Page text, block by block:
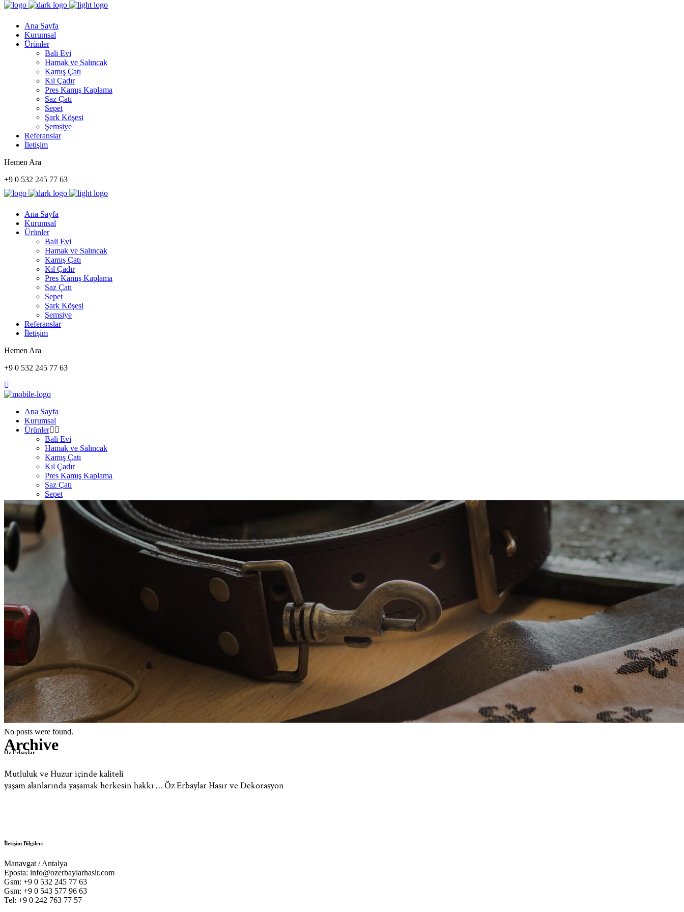
Ana Sayfa
Kurumsal
Ürünler
Bali Evi
Hamak ve Salıncak
Kamış Çatı
Kıl Çadır
Pres Kamış Kaplama
Saz Çatı
Sepet
Şark Köşesi
Şemsiye
Referanslar
İletişim
Hemen Ara
+9 0 532 245 77 63
Ana Sayfa
Kurumsal
Ürünler
Bali Evi
Hamak ve Salıncak
Kamış Çatı
Kıl Çadır
Pres Kamış Kaplama
Saz Çatı
Sepet
Şark Köşesi
Şemsiye
Referanslar
İletişim
Hemen Ara
+9 0 532 245 77 63
Ana Sayfa
Kurumsal
Ürünler
Bali Evi
Hamak ve Salıncak
Kamış Çatı
Kıl Çadır
Pres Kamış Kaplama
Saz Çatı
Sepet
Şark Köşesi
Şemsiye
Referanslar
İletişim
Archive
No posts were found.
Öz Erbaylar
Mutluluk ve Huzur içinde kaliteli
yaşam alanlarında yaşamak herkesin hakkı … Öz Erbaylar Hasır ve Dekorasyon
İletişim Bilgileri
Manavgat / Antalya
Eposta: info@ozerbaylarhasir.com
Gsm: +9 0 532 245 77 63
Gsm: +9 0 543 577 96 63
Tel: +9 0 242 763 77 57